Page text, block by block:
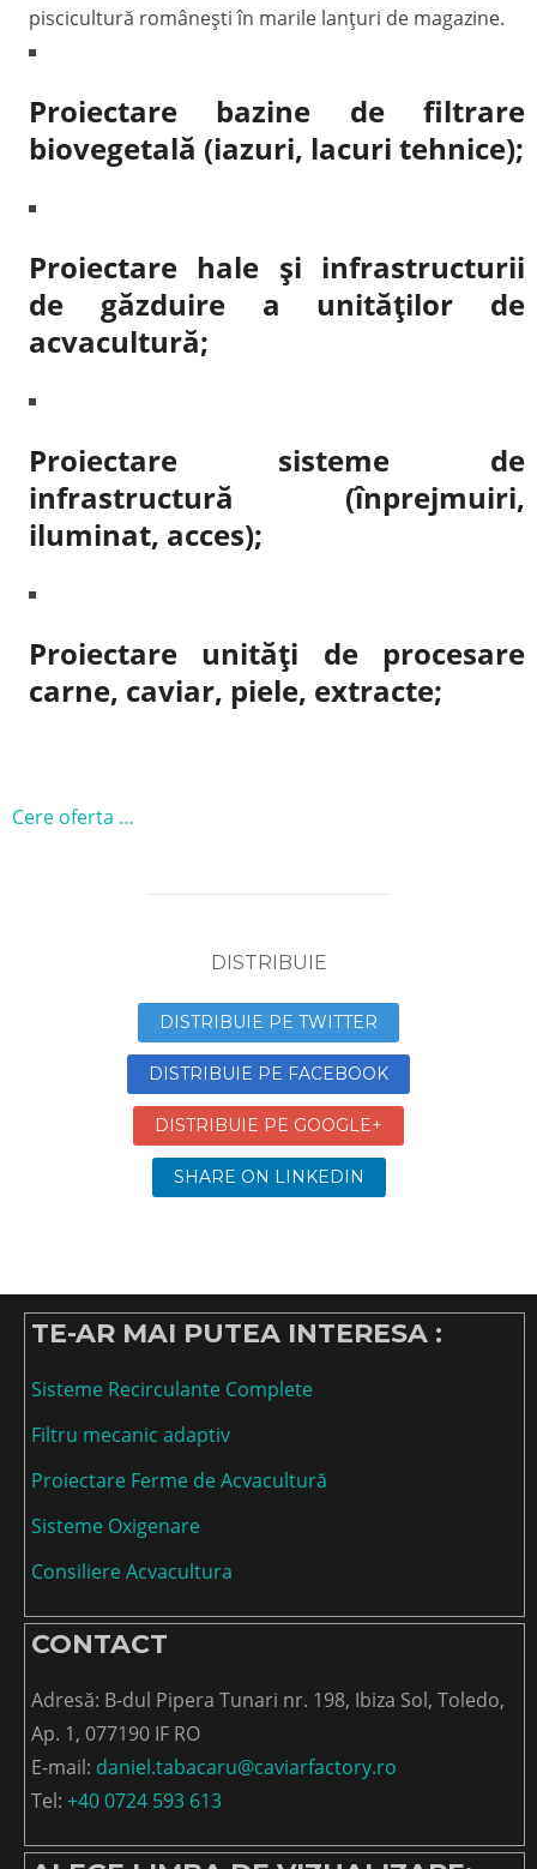
piscicultură românești în marile lanțuri de magazine.
Proiectare bazine de filtrare
biovegetală (iazuri, lacuri tehnice);
Proiectare hale şi infrastructurii
de găzduire a unităţilor de
acvacultură;
Proiectare sisteme de
infrastructură (înprejmuiri,
iluminat, acces);
Proiectare unități de procesare
carne, caviar, piele, extracte;
Cere oferta …
DISTRIBUIE
DISTRIBUIE PE TWITTER
DISTRIBUIE PE FACEBOOK
DISTRIBUIE PE GOOGLE+
SHARE ON LINKEDIN
TE-AR MAI PUTEA INTERESA :
Sisteme Recirculante Complete
Filtru mecanic adaptiv
Proiectare Ferme de Acvacultură
Sisteme Oxigenare
Consiliere Acvacultura
CONTACT
Adresă: B-dul Pipera Tunari nr. 198, Ibiza Sol, Toledo,
Ap. 1, 077190 IF RO
E-mail: daniel.tabacaru@caviarfactory.ro
Tel: +40 0724 593 613